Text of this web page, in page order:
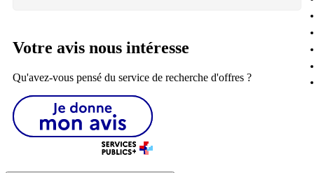
Votre avis nous intéresse
Qu'avez-vous pensé du service de recherche d'offres ?